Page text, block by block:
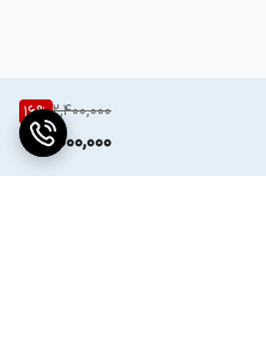
2,400,000
16%
2,000,000